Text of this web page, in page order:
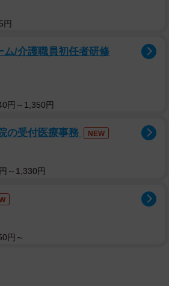
数十人のバルカ警察の部下を従え、
砂漠の果てまで追い詰めましたが、
した。悔しさをあらわにした憤怒の
円
ム/介護職員初任者研修
円～1,350円
の受付医療事務 NEW
～1,330円
円～